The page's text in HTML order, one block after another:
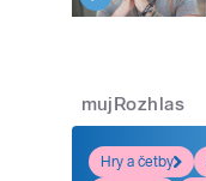
mujRozhlas
Hry a četby